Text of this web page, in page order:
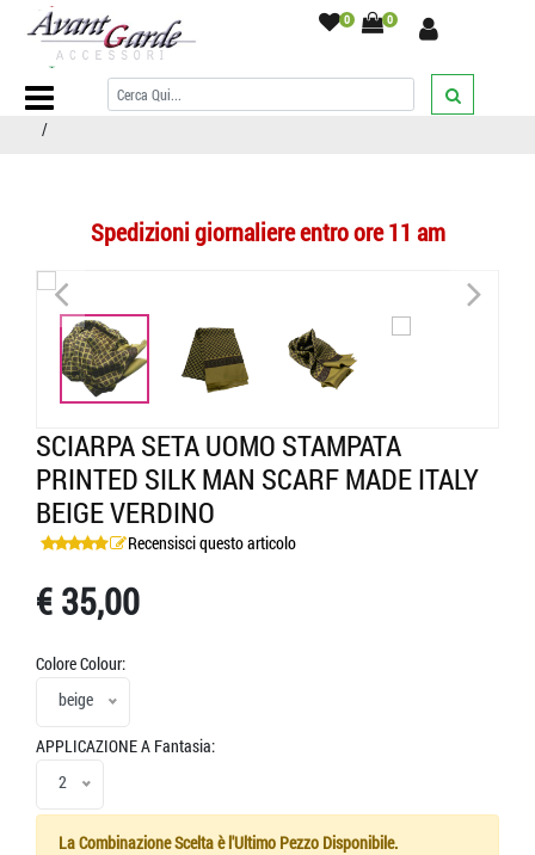
0 0
Home Page/SCIARPE/Sciarpe Seta Uomo/singole/SCIARPA SETA
uomo STAMPATA PRINTED SILK man scarf MADE ITALY beige verdino
/
Spedizioni giornaliere entro ore 11 am
< >
SCIARPA SETA UOMO STAMPATA
PRINTED SILK MAN SCARF MADE ITALY
BEIGE VERDINO
Recensisci questo articolo
€ 35,00
Colore Colour:
beige
APPLICAZIONE A Fantasia:
2
La Combinazione Scelta è l'Ultimo Pezzo Disponibile.